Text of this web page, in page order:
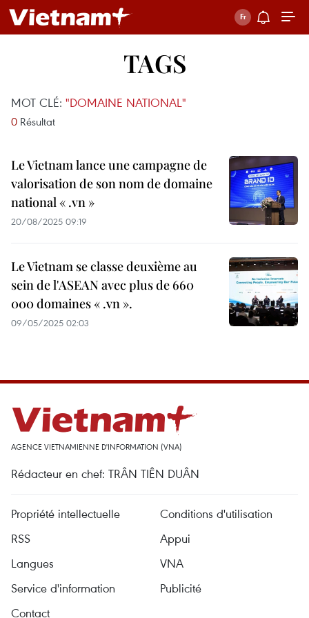
TAGS
MOT CLÉ: "DOMAINE NATIONAL"
0 Résultat
Le Vietnam lance une campagne de
valorisation de son nom de domaine
national « .vn »
20/08/2025 09:19
Le Vietnam se classe deuxième au
sein de l'ASEAN avec plus de 660
000 domaines « .vn ».
09/05/2025 02:03
AGENCE VIETNAMIENNE D'INFORMATION (VNA)
Rédacteur en chef: TRÂN TIÊN DUÂN
Propriété intellectuelle
Conditions d'utilisation
RSS
Appui
Langues
VNA
Service d'information
Publicité
Contact